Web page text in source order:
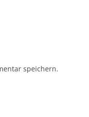
speichern.